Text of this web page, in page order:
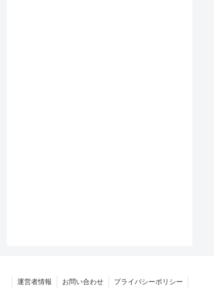
運営者情報 お問い合わせ プライバシーポリシー